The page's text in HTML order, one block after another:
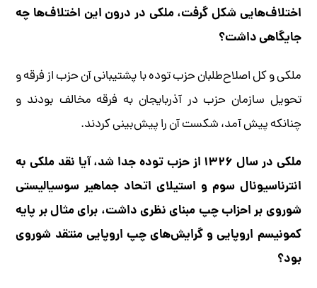
اختلاف‌هایی شکل گرفت، ملکی در درون این اختلاف‌ها چه
جایگاهی داشت؟
ملکی و کل اصلاح‌طلبان حزب توده با پشتیبانی آن حزب از فرقه و
تحویل سازمان حزب در آذربایجان به فرقه مخالف بودند و
چنانکه پیش آمد، شکست آن را پیش‌بینی کردند.
ملکی در سال ۱۳۲۶ از حزب توده جدا شد، آیا نقد ملکی به
انترناسیونال سوم و استیلای اتحاد جماهیر سوسیالیستی
شوروی بر احزاب چپ مبنای نظری داشت، برای مثال بر پایه
کمونیسم اروپایی و گرایش‌های چپ اروپایی منتقد شوروی
بود؟